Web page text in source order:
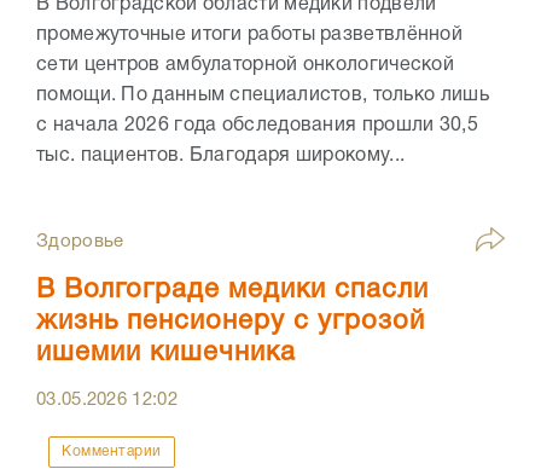
В Волгоградской области медики подвели
промежуточные итоги работы разветвлённой
сети центров амбулаторной онкологической
помощи. По данным специалистов, только лишь
с начала 2026 года обследования прошли 30,5
тыс. пациентов. Благодаря широкому...
Здоровье
В Волгограде медики спасли
жизнь пенсионеру с угрозой
ишемии кишечника
03.05.2026 12:02
Комментарии